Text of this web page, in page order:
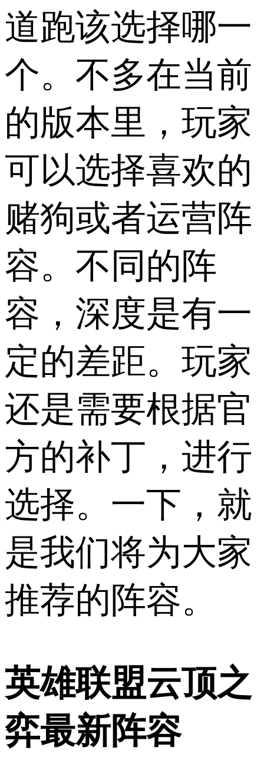
道跑该选择哪一
个。不多在当前
的版本里，玩家
可以选择喜欢的
赌狗或者运营阵
容。不同的阵
容，深度是有一
定的差距。玩家
还是需要根据官
方的补丁，进行
选择。一下，就
是我们将为大家
推荐的阵容。
英雄联盟云顶之
弈最新阵容